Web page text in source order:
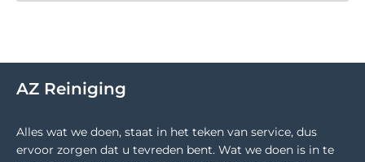
AZ Reiniging
Alles wat we doen, staat in het teken van service, dus
ervoor zorgen dat u tevreden bent. Wat we doen is in te